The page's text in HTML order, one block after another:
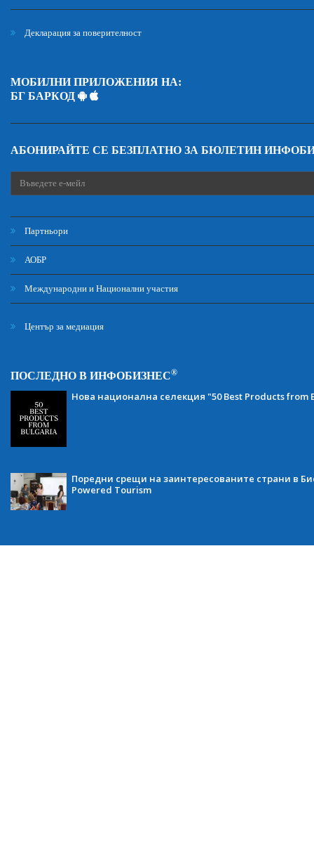
Декларация за поверителност
МОБИЛНИ ПРИЛОЖЕНИЯ НА:
БГ БАРКОД
АБОНИРАЙТЕ СЕ БЕЗПЛАТНО ЗА БЮЛЕТИН
Партньори
АОБР
Международни и Национални участия
Център за медиация
ПОСЛЕДНО В ИНФОБИЗНЕС®
Нова национална селекция "50 Best Products from
Поредни срещи на заинтересованите страни в
Powered Tourism